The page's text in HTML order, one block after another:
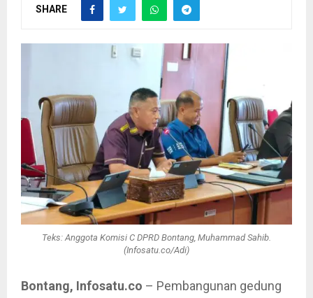
SHARE
Teks: Anggota Komisi C DPRD Bontang, Muhammad Sahib.
(Infosatu.co/Adi)
Bontang, Infosatu.co – Pembangunan gedung